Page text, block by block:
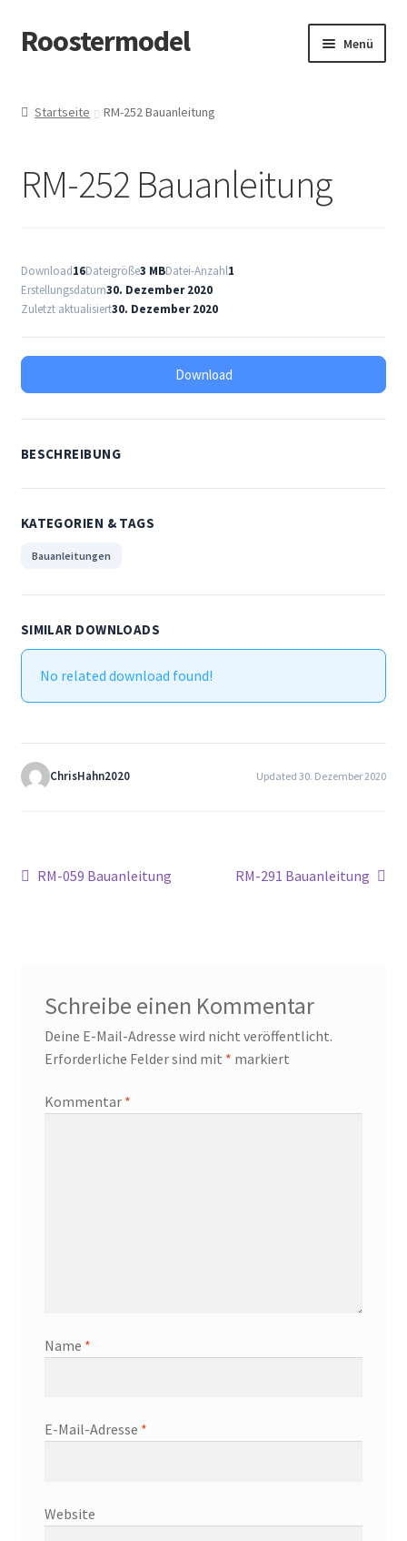
Zur
Navigation
Zum
Inhalt
Roostermodel Menü
Allgemeine Geschäftsbedingungen
Checkout
Datenschutzerklärung
Impressum
Versand/Zahlungsbedingungen
Startseite RM-252 Bauanleitung
RM-252 Bauanleitung
Download16Dateigröße3 MBDatei-Anzahl1
Erstellungsdatum30. Dezember 2020
Zuletzt aktualisiert30. Dezember 2020
Download
BESCHREIBUNG
KATEGORIEN & TAGS
Bauanleitungen
SIMILAR DOWNLOADS
No related download found!
ChrisHahn2020 Updated 30. Dezember 2020
Beitragsnavigation
Vorheriger
RM-059 Bauanleitung
Nächster
RM-291 Bauanleitung
Schreibe einen Kommentar
Deine E-Mail-Adresse wird nicht veröffentlicht.
Erforderliche Felder sind mit * markiert
Kommentar *
Name *
E-Mail-Adresse *
Website